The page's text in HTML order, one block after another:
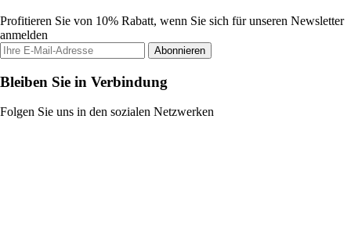
Profitieren Sie von 10% Rabatt, wenn Sie sich für unseren Newsletter
anmelden
Abonnieren
Bleiben Sie in Verbindung
Folgen Sie uns in den sozialen Netzwerken